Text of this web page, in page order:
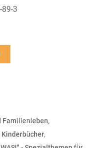
89-3
Familienleben,
Kinderbücher,